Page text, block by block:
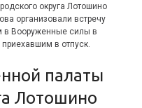
округа Лотошино
организовали встречу
в Вооруженные силы в
в отпуск.
Лотошино